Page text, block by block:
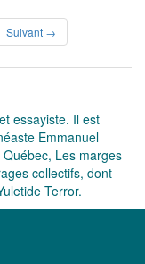
Suivant →
essayiste. Il est
Emmanuel
Les marges
collectifs, dont
Terror.